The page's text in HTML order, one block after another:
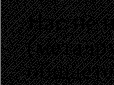
Нас не